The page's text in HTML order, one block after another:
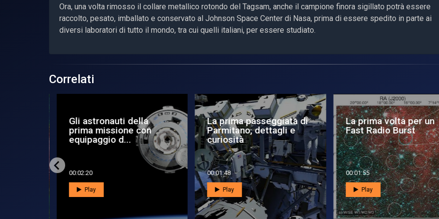
Ora, una volta rimosso il collare metallico rotondo del Tagsam, anche il campione finora sigillato potrà essere
raccolto, pesato, imballato e conservato al Johnson Space Center di Nasa, prima di essere spedito in parte ai
diversi laboratori di tutto il mondo, tra cui quelli italiani, per essere studiato.
Correlati
Gli astronauti della
prima missione con
equipaggio d...
00:02:20
Play
La prima passeggiata di
Parmitano, dettagli e
curiosità
00:01:48
Play
La prima volta per un
Fast Radio Burst
00:01:55
Play